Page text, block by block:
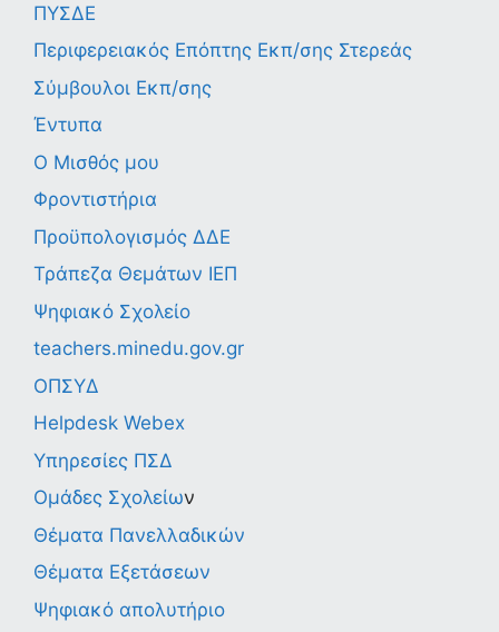
ΠΥΣΔΕ
Περιφερειακός Επόπτης Εκπ/σης Στερεάς
Σύμβουλοι Εκπ/σης
Έντυπα
Ο Μισθός μου
Φροντιστήρια
Προϋπολογισμός ΔΔΕ
Τράπεζα Θεμάτων ΙΕΠ
Ψηφιακό Σχολείο
teachers.minedu.gov.gr
ΟΠΣΥΔ
Helpdesk Webex
Υπηρεσίες ΠΣΔ
Ομάδες Σχολείων
Θέματα Πανελλαδικών
Θέματα Εξετάσεων
Ψηφιακό απολυτήριο